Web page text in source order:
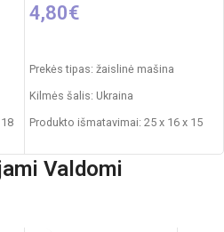
4,80€
Prekės tipas: žaislinė mašina
Kilmės šalis: Ukraina
Produkto išmatavimai: 25 x 16 x 15
Svoris: 0,290 kg
Valdomi